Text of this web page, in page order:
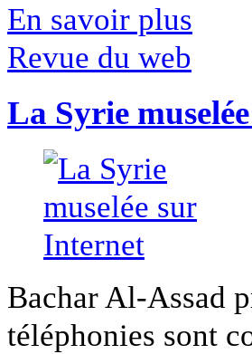
En savoir plus
Revue du web
La Syrie
Bachar Al-Assad
téléphonies sont